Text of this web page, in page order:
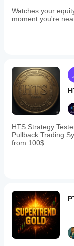
Watches your
moment you're
HTS Strategy
Pullback Trading
from 100$